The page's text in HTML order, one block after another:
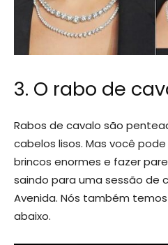
3. O rabo de
Rabos de cavalo são
cabelos lisos. Mas você
brincos enormes e fazer
saindo para uma sessão de
Avenida. Nós também
abaixo.